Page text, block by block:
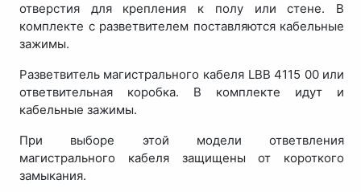
отверстия для крепления к полу или стене. В
комплекте с разветвителем поставляются кабельные
зажимы.
Разветвитель магистрального кабеля LBB 4115 00 или
ответвительная коробка. В комплекте идут и
кабельные зажимы.
При выборе этой модели ответвления
магистрального кабеля защищены от короткого
замыкания.